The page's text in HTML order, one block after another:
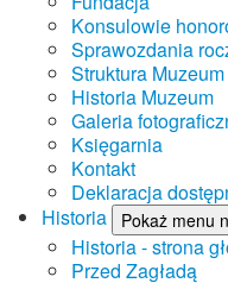
Konsulowie
Sprawozdania
Struktura Muzeum
Historia Muzeum
Galeria
Księgarnia
Kontakt
Deklaracja
Historia
Pokaż menu
Historia - strona
Przed Zagładą